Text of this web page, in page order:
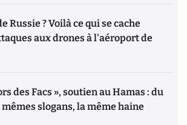
Russie ? Voilà ce qui se cache
aux drones à l'aéroport de
des Facs », soutien au Hamas : du
mêmes slogans, la même haine